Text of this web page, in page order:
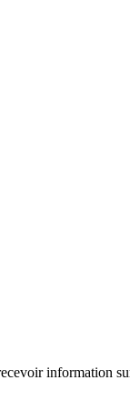
information